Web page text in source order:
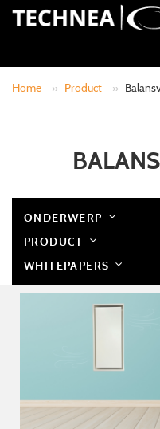
Home » Product »
ONDERWERP
PRODUCT
WHITEPAPERS